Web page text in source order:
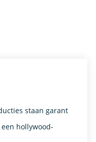
staan garant
hollywood-